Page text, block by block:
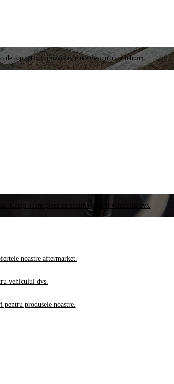
de top, prin furnizarea de noi designuri și tehnici.
Găsiți acum piese de schimb pentru vehiculul dvs.
noastre aftermarket.
vehiculul dvs.
produsele noastre.